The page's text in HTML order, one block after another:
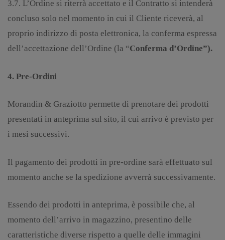
3.7. L’Ordine si riterrà accettato e il Contratto si intenderà
concluso solo nel momento in cui il Cliente riceverà, al
proprio indirizzo di posta elettronica, la conferma espressa
dell’accettazione dell’Ordine (la “Conferma d’Ordine”).
4. Pre-Ordini
Morandin & Graziotto permette di prenotare dei prodotti
presentati in anteprima sul sito, il cui arrivo è previsto per
i mesi successivi.
Il pagamento dei prodotti in pre-ordine sarà effettuato sul
momento anche se la spedizione avverrà successivamente.
Essendo dei prodotti in anteprima, è possibile che, al
momento dell’arrivo in magazzino, presentino delle
caratteristiche diverse rispetto a quelle delle immagini